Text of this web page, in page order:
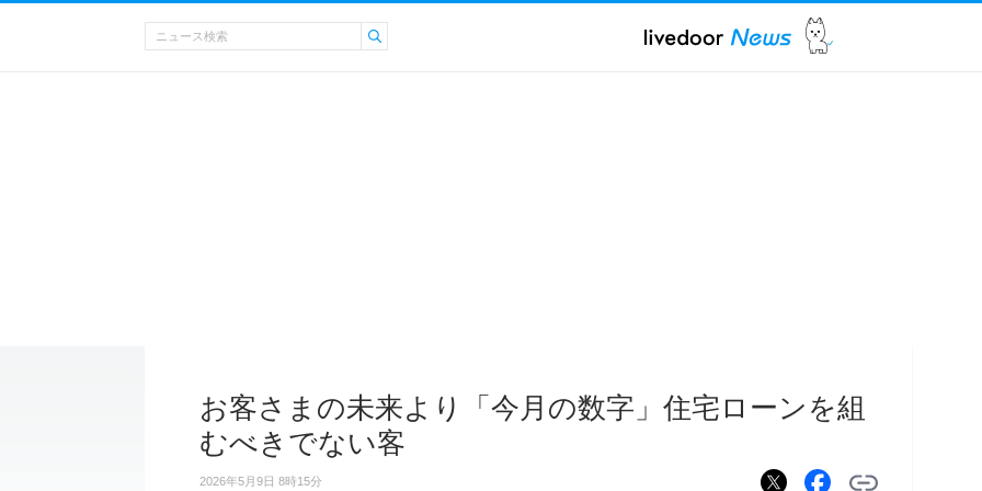
お客さまの未来より「今月の数字」住宅ローンを組
むべきでない客
2026年5月9日 8時15分